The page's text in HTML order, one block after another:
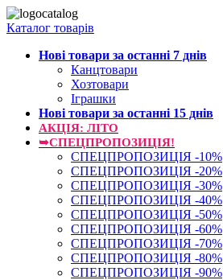
Каталог товарів
Нові товари за останнi 7 днiв
Канцтовари
Хозтовари
Іграшки
Нові товари за останнi 15 днiв
АКЦІЯ: ЛІТО
➥СПЕЦПРОПОЗИЦІЯ!
СПЕЦПРОПОЗИЦІЯ -10%
СПЕЦПРОПОЗИЦІЯ -20%
СПЕЦПРОПОЗИЦІЯ -30%
СПЕЦПРОПОЗИЦІЯ -40%
СПЕЦПРОПОЗИЦІЯ -50%
СПЕЦПРОПОЗИЦІЯ -60%
СПЕЦПРОПОЗИЦІЯ -70%
СПЕЦПРОПОЗИЦІЯ -80%
СПЕЦПРОПОЗИЦІЯ -90%